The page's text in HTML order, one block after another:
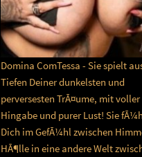
Domina ComTessa - Sie spielt
Tiefen Deiner dunkelsten und
perversesten TrÃ¤ume, mit voller
Hingabe und purer Lust! Sie
Dich im GefÃ¼hl zwischen
HÃ¶lle in eine andere Welt